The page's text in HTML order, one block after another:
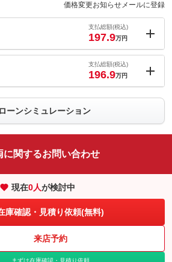
価格変更お知らせメールに登録
支払総額(税込)
197.9万円
支払総額(税込)
196.9万円
ログ記載の通常タイプＥＴＣ（ビルトインタイプも
トアップ費用込で＋２万円でお取り付けいたしま
車両を直接ご契約の方が対象となります。但し２，
ローンシミュレーション
に関するお問い合わせ
現在0人が検討中
庫確認・見積り依頼(無料)
来店予約
まずは在庫確認・見積り依頼